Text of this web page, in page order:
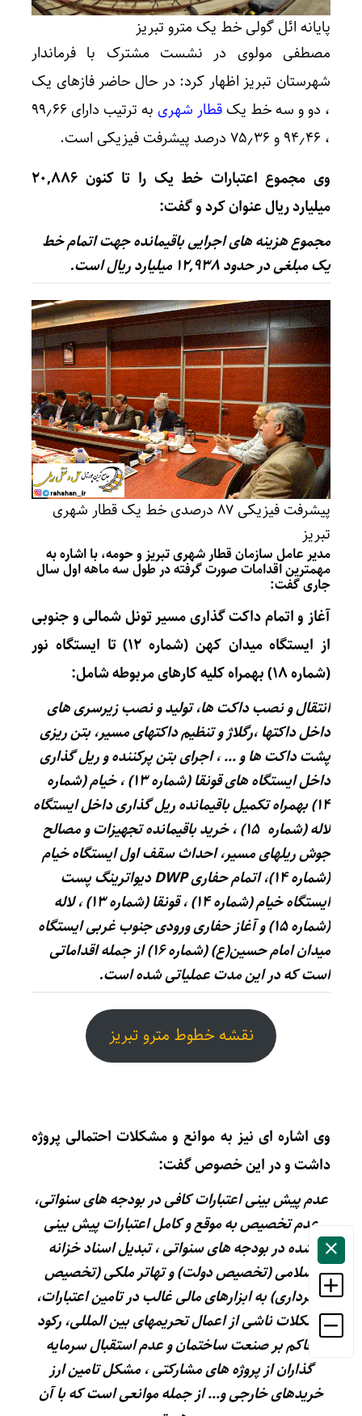
پایانه ائل گولی خط یک مترو تبریز
مصطفی مولوی در نشست مشترک با فرماندار
شهرستان تبریز اظهار کرد: در حال حاضر فازهای یک
، دو و سه خط یک قطار شهری
به ترتیب دارای ۹۹٫۶۶
، ۹۴٫۴۶ و ۷۵٫۳۶ درصد پیشرفت فیزیکی است.
وی مجموع اعتبارات خط یک را تا کنون ۲۰,۸۸۶
میلیارد ریال عنوان کرد و گفت:
مجموع هزینه های اجرایی باقیمانده جهت اتمام خط
یک مبلغی در حدود ۱۲,۹۳۸ میلیارد ریال است.
پیشرفت فیزیکی ۸۷ درصدی خط یک قطار شهری
تبریز
مدیر عاملسازمان قطار شهری تبریز و حومه، با اشاره به
مهمترین اقدامات صورت گرفته در طول سه ماهه اول سال
جاری گفت:
آغاز و اتمام داکت گذاری مسیر تونل شمالی و جنوبی
از ایستگاه میدان کهن
(شماره ۱۲) تا ایستگاه نور
(شماره ۱۸) بهمراه کلیه کارهای مربوطه شامل:
انتقال و نصب داکت ها، تولید و نصب زیرسری های
داخل داکتها ،رگلاژ و تنظیم داکتهای مسیر، بتن ریزی
پشت داکت ها و … ، اجرای بتن پرکننده و ریل گذاری
داخل ایستگاه های قونقا (شماره ۱۳) ، خیام (شماره
۱۴) بهمراه تکمیل باقیمانده ریل گذاری داخل ایستگاه
لاله (شماره ۱۵) ، خرید باقیمانده تجهیزات و مصالح
جوش ریلهای مسیر، احداث سقف اول ایستگاه خیام
(شماره ۱۴)، اتمام حفاری DWP دیواترینگ پست
ایستگاه خیام (شماره ۱۴) ، قونقا (شماره ۱۳) ، لاله
(شماره ۱۵) و آغاز حفاری ورودی جنوب غربی ایستگاه
میدان امام حسین(ع) (شماره ۱۶) از جمله اقداماتی
است که در این مدت عملیاتی شده است.
نقشه خطوط مترو تبریز
وی اشاره ای نیز به موانع و مشکلات احتمالی پروژه
داشت و در این خصوص گفت:
عدم پیش بینی اعتبارات کافی در بودجه های سنواتی،
عدم تخصیص به موقع و کامل اعتبارات پیش بینی
شده در بودجه های سنواتی ، تبدیل اسناد خزانه
اسلامی (تخصیص دولت) و تهاتر ملکی (تخصیص
شهرداری) به ابزارهای مالی غالب در تامین اعتبارات،
مشکلات ناشی از اعمال تحریمهای بین المللی، رکود
حاکم بر صنعت ساختمان و عدم استقبال سرمایه
گذاران از پروژه های مشارکتی ، مشکل تامین ارز
خریدهای خارجی و… از جمله موانعی است که با آن